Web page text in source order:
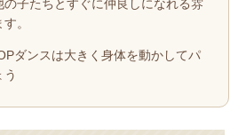
子たちとすぐに仲良しになれる雰
。
ダンスは大きく身体を動かしてパ